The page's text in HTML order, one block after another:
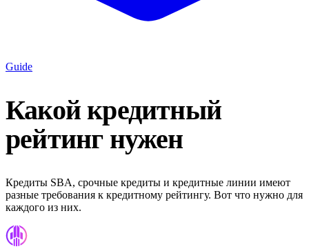
Guide
Какой кредитный
рейтинг нужен
Кредиты SBA, срочные кредиты и кредитные линии имеют
разные требования к кредитному рейтингу. Вот что нужно для
каждого из них.